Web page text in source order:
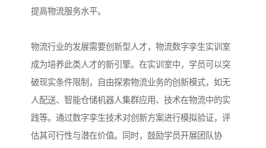
提高物流服务水平。​
物流行业的发展需要创新型人才，物流数字孪生实训室
成为培养此类人才的新引擎。在实训室中，学员可以突
破现实条件限制，自由探索物流业务的创新模式，如无
人配送、智能仓储机器人集群应用、技术在物流中的实
践等。通过数字孪生技术对创新方案进行模拟验证，评
估其可行性与潜在价值。同时，鼓励学员开展团队协